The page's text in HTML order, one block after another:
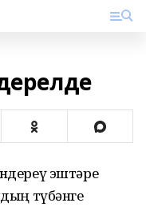
эштәре
түбәнге